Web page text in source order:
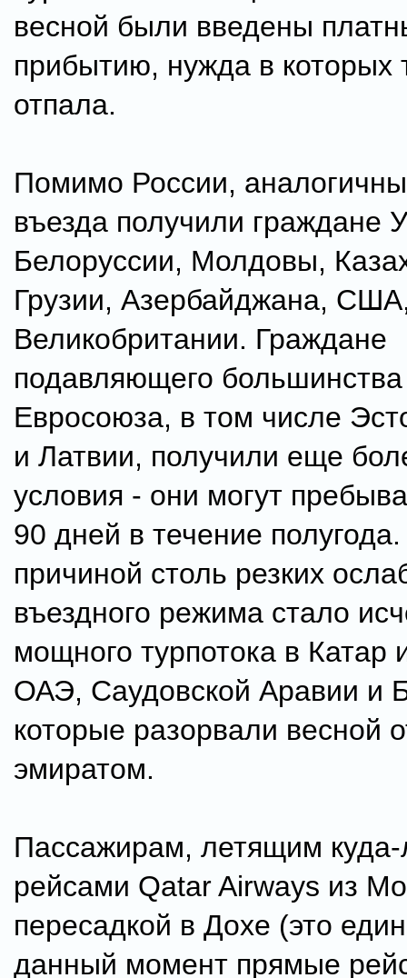
весной были введены
прибытию, нужда в которых
отпала.
Помимо России,
въезда получили граждане
Белоруссии, Молдовы,
Грузии, Азербайджана,
Великобритании. Граждане
подавляющего большинства
Евросоюза, в том числе
и Латвии, получили еще
условия - они могут
90 дней в течение
причиной столь резких
въездного режима стало
мощного турпотока в Катар
ОАЭ, Саудовской Аравии и
которые разорвали весной
эмиратом.
Пассажирам, летящим
рейсами Qatar Airways из
пересадкой в Дохе (это
данный момент прямые